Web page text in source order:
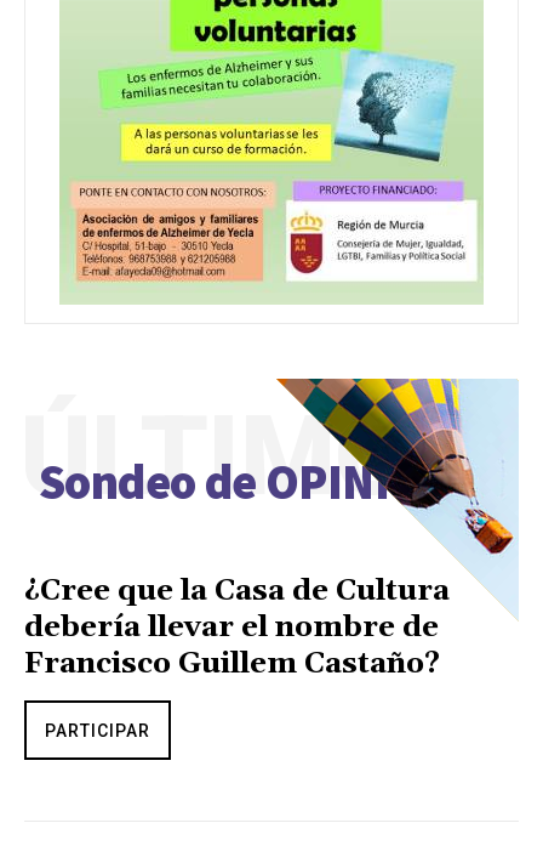
Sondeo de OPINIÓN
ÚLTIMO
¿Cree que la Casa de Cultura
debería llevar el nombre de
Francisco Guillem Castaño?
PARTICIPAR